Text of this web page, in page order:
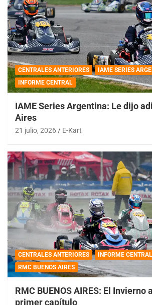
CENTRALES ANTERIORES
IAME SERIES
INFORME CENTRAL
IAME Series Argentina: Le dijo
Aires
21 julio, 2026 E-Kart
CENTRALES ANTERIORES
INFORME CENTRAL
RMC BUENOS AIRES
RMC BUENOS AIRES: El Invierno
primer capítulo